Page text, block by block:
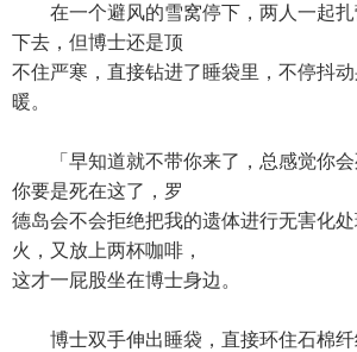
在一个避风的雪窝停下，两人一起扎
下去，但博士还是顶
不住严寒，直接钻进了睡袋里，不停抖
暖。
「早知道就不带你来了，总感觉你会
你要是死在这了，罗
德岛会不会拒绝把我的遗体进行无害化
火，又放上两杯咖啡，
这才一屁股坐在博士身边。
博士双手伸出睡袋，直接环住石棉纤